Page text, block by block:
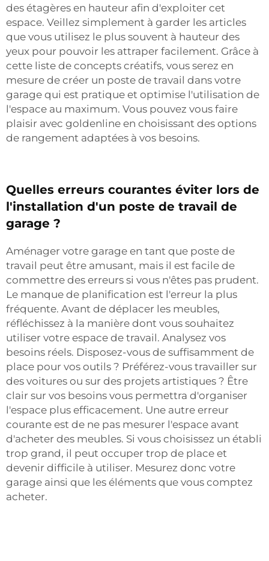
des étagères en hauteur afin d'exploiter cet
espace. Veillez simplement à garder les articles
que vous utilisez le plus souvent à hauteur des
yeux pour pouvoir les attraper facilement. Grâce à
cette liste de concepts créatifs, vous serez en
mesure de créer un poste de travail dans votre
garage qui est pratique et optimise l'utilisation de
l'espace au maximum. Vous pouvez vous faire
plaisir avec goldenline en choisissant des options
de rangement adaptées à vos besoins.
Quelles erreurs courantes éviter lors de
l'installation d'un poste de travail de
garage ?
Aménager votre garage en tant que poste de
travail peut être amusant, mais il est facile de
commettre des erreurs si vous n'êtes pas prudent.
Le manque de planification est l'erreur la plus
fréquente. Avant de déplacer les meubles,
réfléchissez à la manière dont vous souhaitez
utiliser votre espace de travail. Analysez vos
besoins réels. Disposez-vous de suffisamment de
place pour vos outils ? Préférez-vous travailler sur
des voitures ou sur des projets artistiques ? Être
clair sur vos besoins vous permettra d'organiser
l'espace plus efficacement. Une autre erreur
courante est de ne pas mesurer l'espace avant
d'acheter des meubles. Si vous choisissez un établi
trop grand, il peut occuper trop de place et
devenir difficile à utiliser. Mesurez donc votre
garage ainsi que les éléments que vous comptez
acheter.